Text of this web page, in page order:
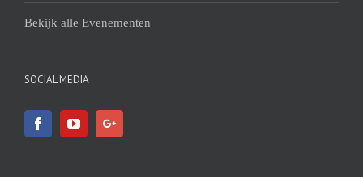
Bekijk alle Evenementen
SOCIAL MEDIA